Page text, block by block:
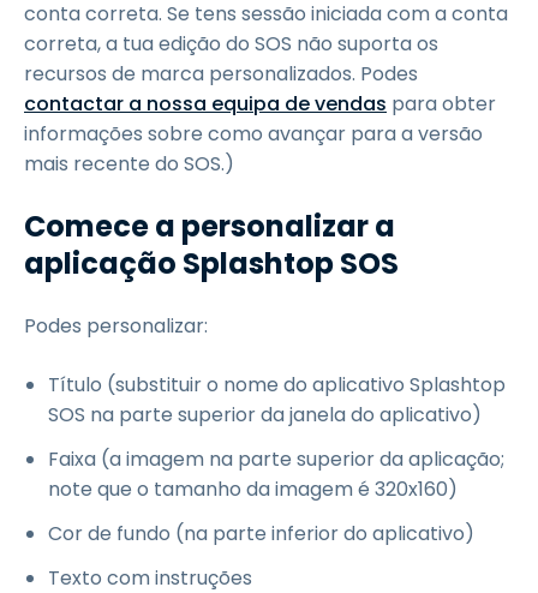
conta correta. Se tens sessão iniciada com a conta
correta, a tua edição do SOS não suporta os
recursos de marca personalizados. Podes
contactar a nossa equipa de vendas para obter
informações sobre como avançar para a versão
mais recente do SOS.)
Comece a personalizar a
aplicação Splashtop SOS
Podes personalizar:
Título (substituir o nome do aplicativo Splashtop
SOS na parte superior da janela do aplicativo)
Faixa (a imagem na parte superior da aplicação;
note que o tamanho da imagem é 320x160)
Cor de fundo (na parte inferior do aplicativo)
Texto com instruções